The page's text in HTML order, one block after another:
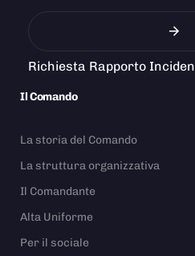
Richiesta Rapporto
Il Comando
La storia del Comando
La struttura organizzativa
Il Comandante
Alta Uniforme
Per il sociale